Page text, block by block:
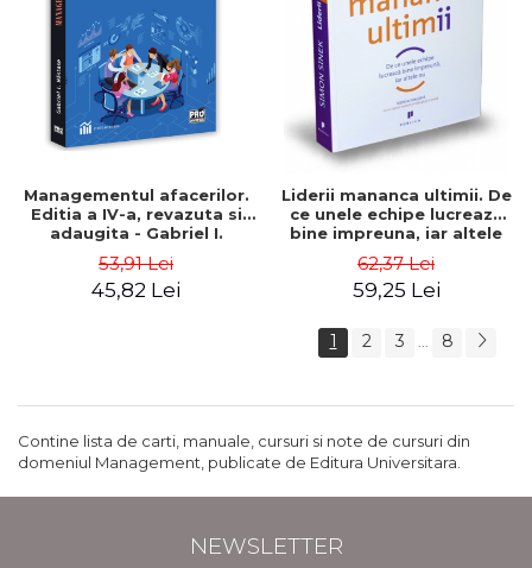
Managementul afacerilor.
Editia a IV-a, revazuta si
adaugita - Gabriel I.
53,91 Lei
45,82 Lei
Liderii mananca ultimii. De
ce unele echipe lucreaza
bine impreuna, iar altele
Sinek
62,37 Lei
59,25 Lei
1 2 3 ... 8
Contine lista de carti, manuale, cursuri si note de cursuri din
domeniul Management, publicate de Editura Universitara.
NEWSLETTER